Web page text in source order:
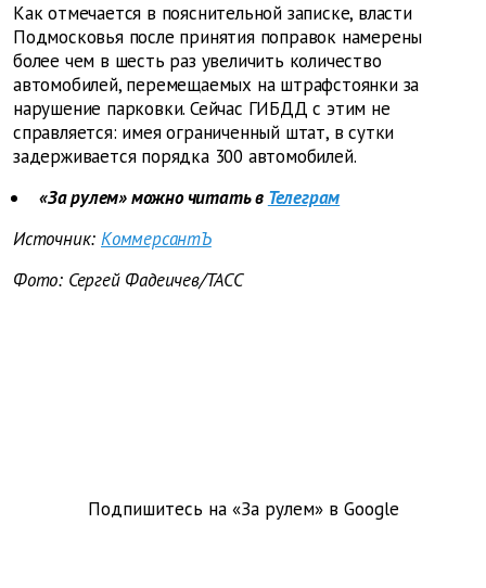
Как отмечается в пояснительной записке, власти
Подмосковья после принятия поправок намерены
более чем в шесть раз увеличить количество
автомобилей, перемещаемых на штрафстоянки за
нарушение парковки. Сейчас ГИБДД с этим не
справляется: имея ограниченный штат, в сутки
задерживается порядка 300 автомобилей.
«За рулем» можно читать в Телеграм
Источник: КоммерсантЪ
Фото: Сергей Фадеичев/ТАСС
Подпишитесь на «За рулем» в Google